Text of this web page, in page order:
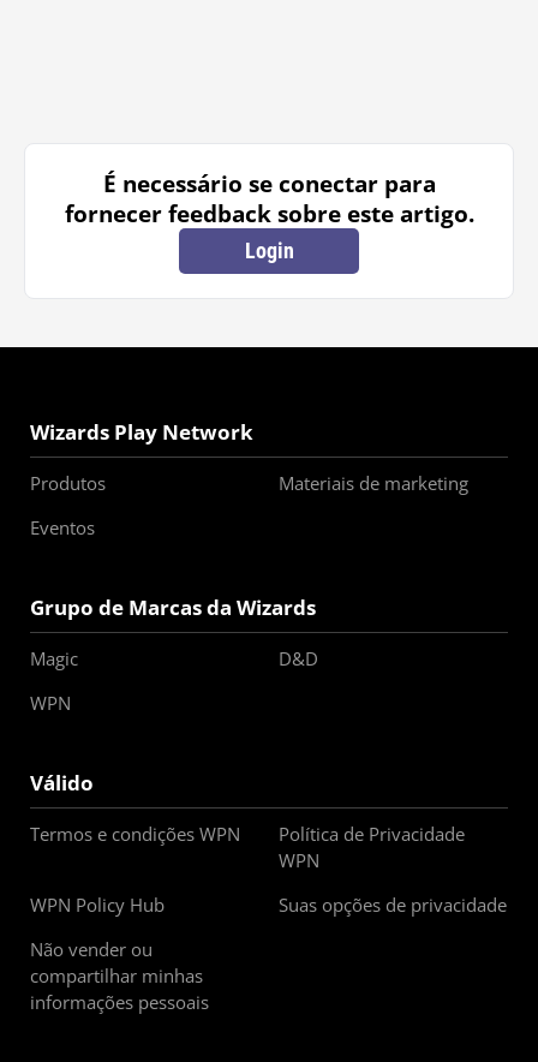
É necessário se conectar para
fornecer feedback sobre este artigo.
Login
Wizards Play Network
Produtos
Materiais de marketing
Eventos
Grupo de Marcas da Wizards
Magic
D&D
WPN
Válido
Termos e condições WPN
Política de Privacidade
WPN
WPN Policy Hub
Suas opções de privacidade
Não vender ou
compartilhar minhas
informações pessoais